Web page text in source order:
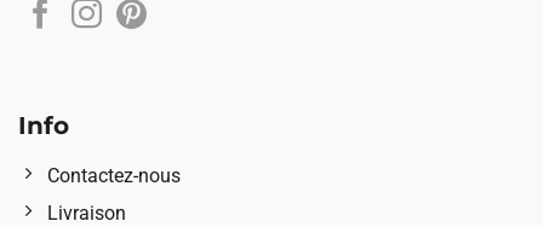
Info
Contactez-nous
Livraison